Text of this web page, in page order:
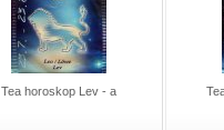
Tea horoskop Lev - a